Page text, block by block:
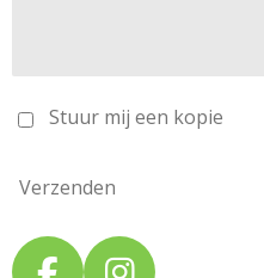
Stuur mij een kopie
Verzenden